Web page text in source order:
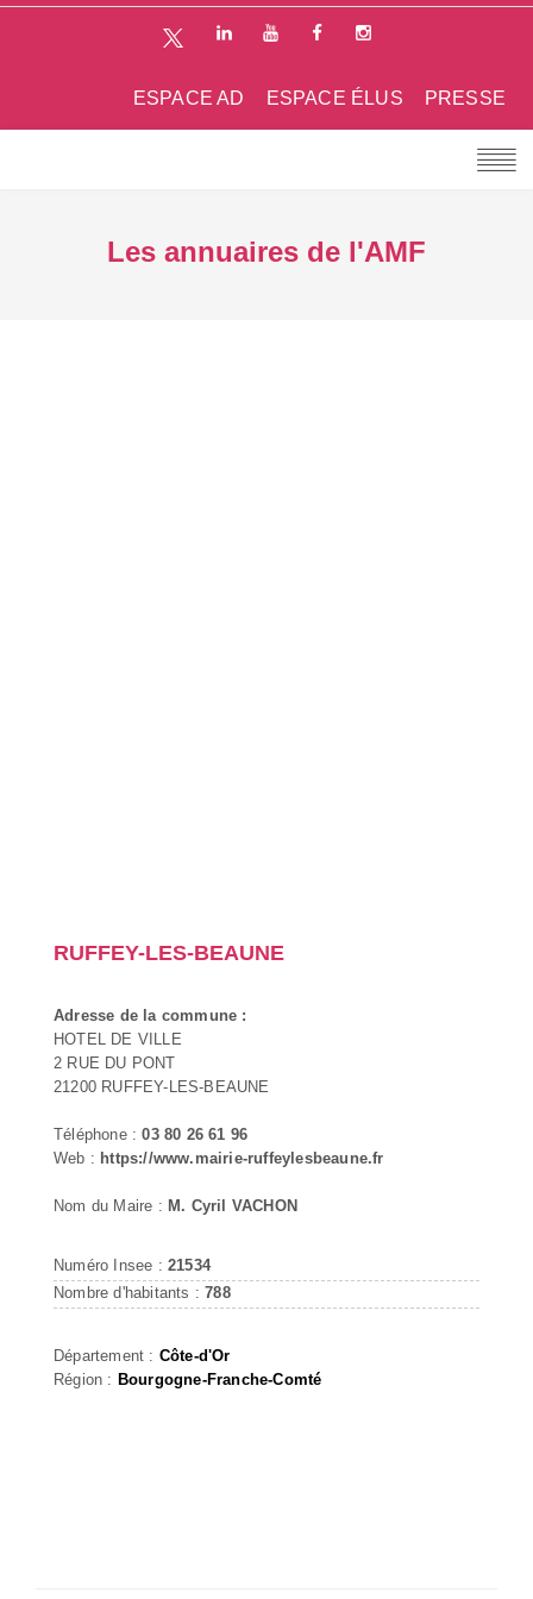
PRESSE
ESPACE ÉLUS
ESPACE AD
Les annuaires de l'AMF
RUFFEY-LES-BEAUNE
Adresse de la commune :
HOTEL DE VILLE
2 RUE DU PONT
21200 RUFFEY-LES-BEAUNE
Téléphone :03 80 26 61 96
Web : https://www.mairie-ruffeylesbeaune.fr
Nom du Maire : M. Cyril VACHON
Numéro Insee : 21534
Nombre d'habitants :788
Département : Côte-d'Or
Région : Bourgogne-Franche-Comté